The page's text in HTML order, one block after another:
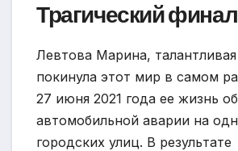
Трагический финал
Левтова Марина,
покинула этот мир в самом
27 июня 2021 года ее жизнь
автомобильной аварии на
городских улиц. В результате